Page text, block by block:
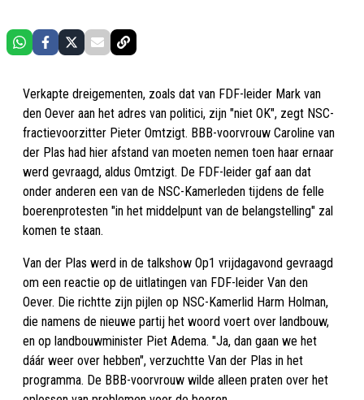
Verkapte dreigementen, zoals dat van FDF-leider Mark van
den Oever aan het adres van politici, zijn "niet OK", zegt NSC-
fractievoorzitter Pieter Omtzigt. BBB-voorvrouw Caroline van
der Plas had hier afstand van moeten nemen toen haar ernaar
werd gevraagd, aldus Omtzigt. De FDF-leider gaf aan dat
onder anderen een van de NSC-Kamerleden tijdens de felle
boerenprotesten "in het middelpunt van de belangstelling" zal
komen te staan.
Van der Plas werd in de talkshow Op1 vrijdagavond gevraagd
om een reactie op de uitlatingen van FDF-leider Van den
Oever. Die richtte zijn pijlen op NSC-Kamerlid Harm Holman,
die namens de nieuwe partij het woord voert over landbouw,
en op landbouwminister Piet Adema. "Ja, dan gaan we het
dáár weer over hebben", verzuchtte Van der Plas in het
programma. De BBB-voorvrouw wilde alleen praten over het